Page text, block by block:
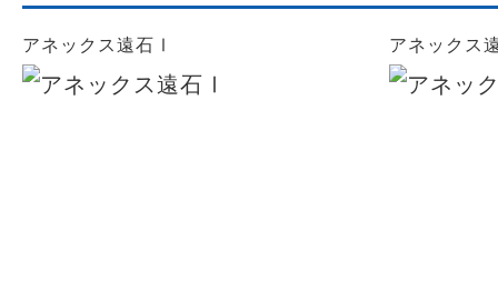
アネックス遠石Ⅰ アネックス